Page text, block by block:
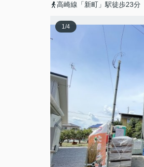
高崎線「新町」駅徒歩23分
1/4